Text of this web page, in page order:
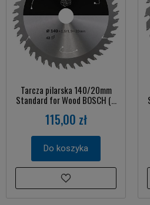
Tarcza pilarska 140/20mm
Standard for Wood BOSCH (...
115,00 zł
Do koszyka